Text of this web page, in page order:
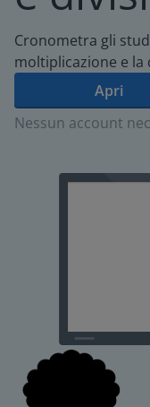
Cronometra gli
moltiplicazione e la
Apri
Nessun account